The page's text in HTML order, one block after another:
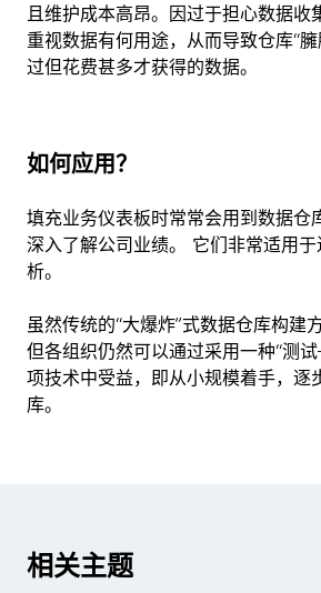
且维护成本高昂。因过于担心数据收
重视数据有何用途，从而导致仓库“
过但花费甚多才获得的数据。
如何应用？
填充业务仪表板时常常会用到数据仓
深入了解公司业绩。 它们非常适用
析。
虽然传统的“大爆炸”式数据仓库构建
但各组织仍然可以通过采用一种“测
项技术中受益，即从小规模着手，逐
库。
相关主题